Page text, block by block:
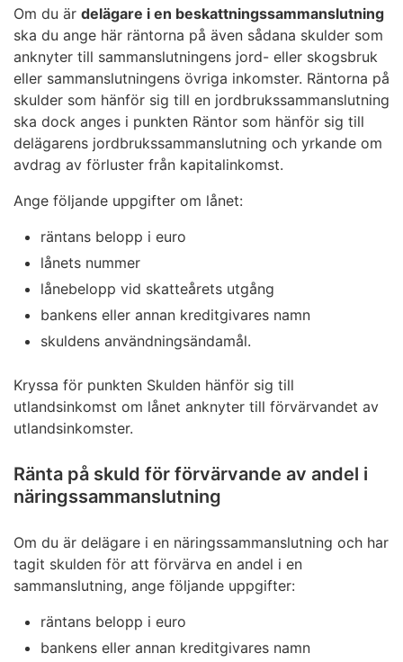
Om du är delägare i en beskattningssammanslutning
ska du ange här räntorna på även sådana skulder som
anknyter till sammanslutningens jord- eller skogsbruk
eller sammanslutningens övriga inkomster. Räntorna på
skulder som hänför sig till en jordbrukssammanslutning
ska dock anges i punkten Räntor som hänför sig till
delägarens jordbrukssammanslutning och yrkande om
avdrag av förluster från kapitalinkomst.
Ange följande uppgifter om lånet:
räntans belopp i euro
lånets nummer
lånebelopp vid skatteårets utgång
bankens eller annan kreditgivares namn
skuldens användningsändamål.
Kryssa för punkten Skulden hänför sig till
utlandsinkomst om lånet anknyter till förvärvandet av
utlandsinkomster.
Ränta på skuld för förvärvande av andel i
näringssammanslutning
Om du är delägare i en näringssammanslutning och har
tagit skulden för att förvärva en andel i en
sammanslutning, ange följande uppgifter:
räntans belopp i euro
bankens eller annan kreditgivares namn